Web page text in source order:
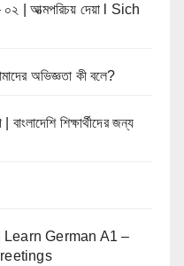
| আত্মপরিচয় দেয়া l Sich
অভিজ্ঞতা কী বলে?
শিক্ষার্থীদের জন্য
|| Learn German A1 –